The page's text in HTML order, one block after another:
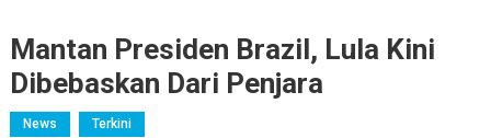
Mantan Presiden Brazil, Lula Kini
Dibebaskan Dari Penjara
News Terkini